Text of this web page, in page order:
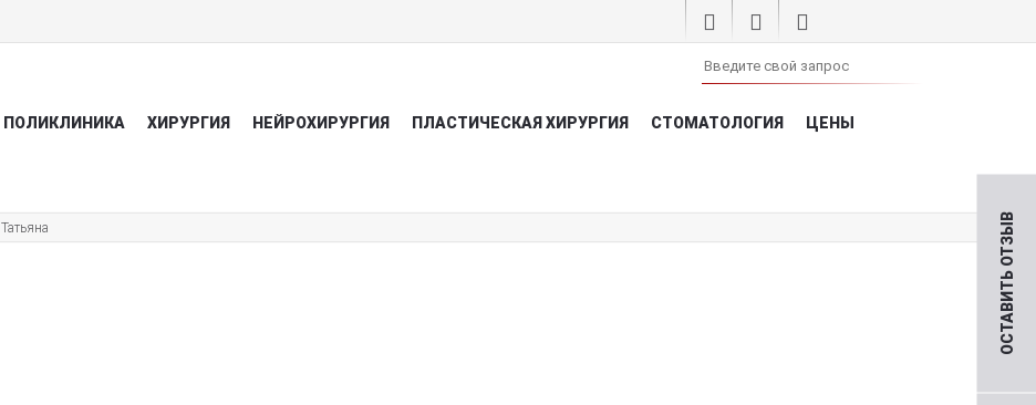
ПОЛИКЛИНИКА ХИРУРГИЯ НЕЙРОХИРУРГИЯ ПЛАСТИЧЕСКАЯ ХИРУРГИЯ СТОМАТОЛОГИЯ ЦЕНЫ
ОСТАВИТЬ ОТЗЫВ
Татьяна